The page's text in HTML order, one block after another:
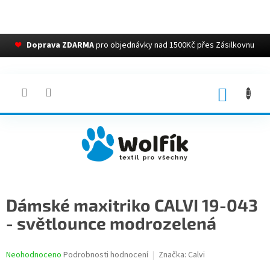
❤ Doprava ZDARMApro objednávky nad 1500Kč přes Zásilkovnu
Dámské maxitriko CALVI 19-043
- světlounce modrozelená
Průměrné
Neohodnoceno Podrobnosti hodnocení Značka: Calvi